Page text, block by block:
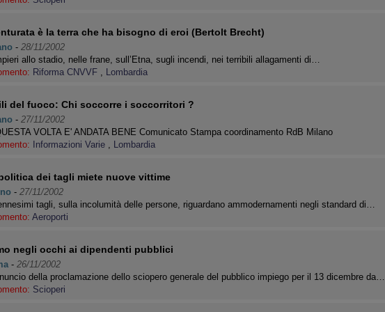
è la terra che ha bisogno di eroi (Bertolt Brecht)
- 28/11/2002
allo stadio, nelle frane, sull’Etna, sugli incendi, nei terribili allagamenti di…
Riforma CNVVF , Lombardia
del fuoco: Chi soccorre i soccorritori ?
- 27/11/2002
VOLTA E' ANDATA BENE Comunicato Stampa coordinamento RdB Milano
Informazioni Varie , Lombardia
dei tagli miete nuove vittime
- 27/11/2002
tagli, sulla incolumità delle persone, riguardano ammodernamenti negli standard di…
Aeroporti
negli occhi ai dipendenti pubblici
- 26/11/2002
della proclamazione dello sciopero generale del pubblico impiego per il 13 dicembre da…
Scioperi